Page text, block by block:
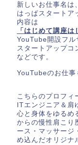
新しいお仕事名は、
はっぱスタートア
内容は
「はじめて講座は
YouTube開設フル
スタートアップコ
などです。
YouTubeのお仕事
こちらのプロフィ
ITエンジニア＆肩
心と身体をゆるめ
からの慢性肩こり
ース・マッサージ
め込んだオリジナ